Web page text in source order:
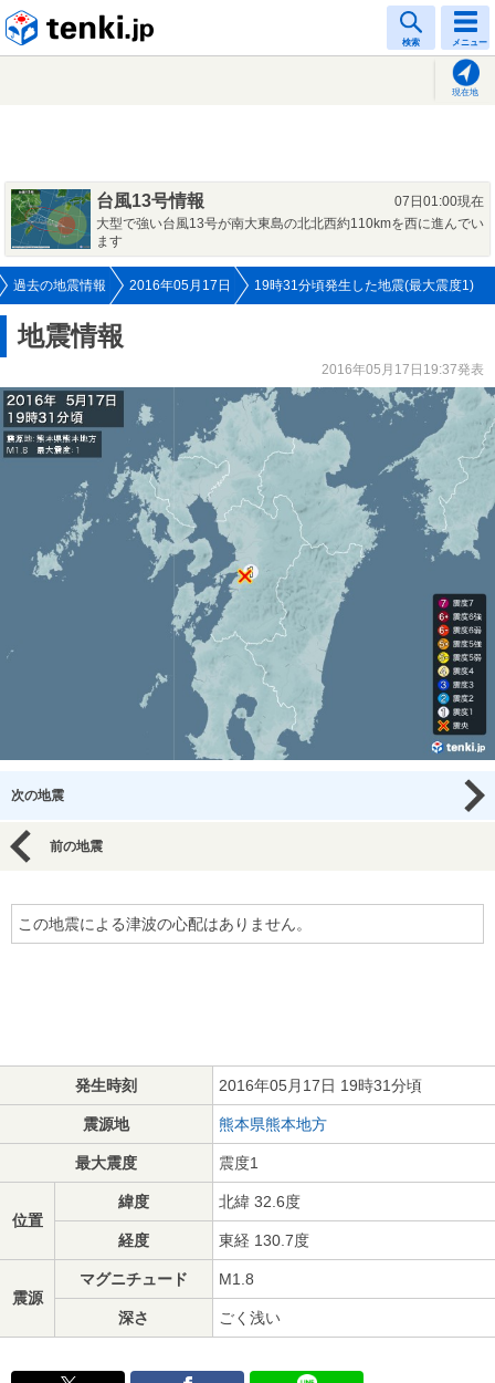
検索 メニュー
現在地
台風13号情報
07日01:00現在
大型で強い台風13号が南大東島の北北西約110kmを西に進んでい
ます
過去の地震情報 2016年05月17日 19時31分頃発生した地震(最大震度1)
地震情報
2016年05月17日19:37発表
次の地震
前の地震
この地震による津波の心配はありません。
発生時刻 2016年05月17日 19時31分頃
震源地 熊本県熊本地方
最大震度 震度1
位置
緯度 北緯 32.6度
経度 東経 130.7度
震源
マグニチュード M1.8
深さ ごく浅い